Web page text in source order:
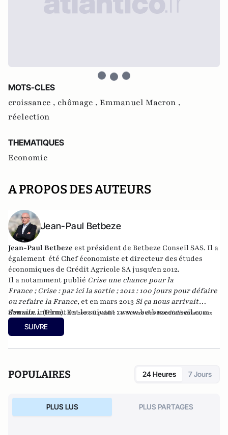
MOTS-CLES
croissance , chômage , Emmanuel Macron ,
réelection
THEMATIQUES
Economie
A PROPOS DES AUTEURS
Jean-Paul Betbeze
Jean-Paul Betbeze est président de Betbeze Conseil SAS. Il a
également été Chef économiste et directeur des études
économiques de Crédit Agricole SA jusqu'en 2012.
Il a notamment publié Crise une chance pour la
France ; Crise : par ici la sortie ; 2012 : 100 jours pour défaire
ou refaire la France, et en mars 2013 Si ça nous arrivait
demain...(Plon). En2016, il publie La Guerre des Mondialisations, aux
éditions Economica
et en 2017 "La France, ce malade imaginaire"
chez le même éditeur.
Son site internet est le suivant :www.betbezeconseil.com
SUIVRE
POPULAIRES 24 Heures 7 Jours
PLUS LUS PLUS PARTAGES